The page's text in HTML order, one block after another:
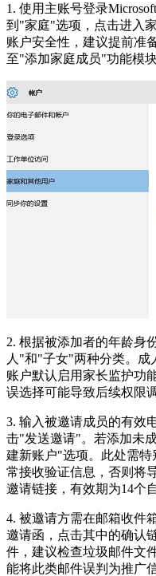
1. 使用主账号登录
到"家庭"选项，点击进入
账户安全性，建议提前准
至"添加家庭成员"功能模
2. 根据被添加者的年龄身
人"和"子女"两种分类。成
账户默认启用家长监护功
误选择可能导致后续权限
3. 输入被邀请成员的有效
击"发送邀请"。若添加未
建新账户"选项。此处需
常接收验证信息，否则将
邀请链接，有效期为14个
4. 被邀请方需在邮箱收件
邀请函，点击其中的确认
件，建议检查垃圾邮件文
能将此类邮件误判为推广信